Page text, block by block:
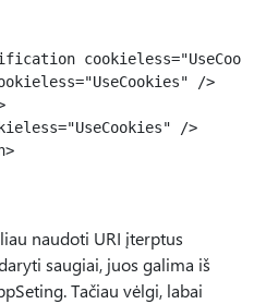
/>
/>
naudoti URI įterptus
saugiai, juos galima iš
Tačiau vėlgi, labai